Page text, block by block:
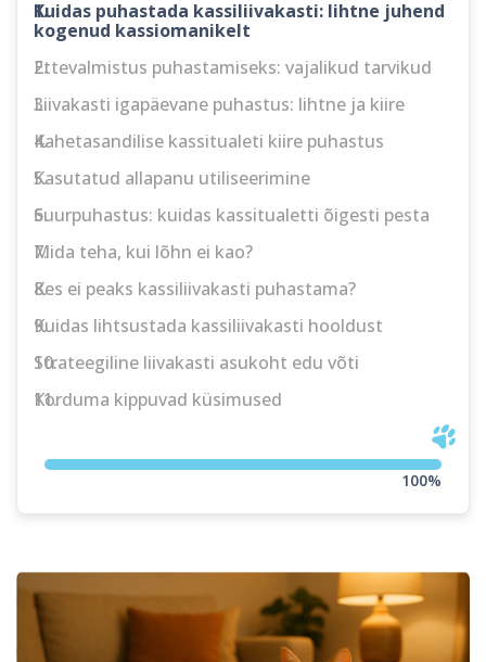
100%
1.
Kuidas puhastada kassiliivakasti: lihtne juhend
kogenud kassiomanikelt
2.
Ettevalmistus puhastamiseks: vajalikud tarvikud
3.
Liivakasti igapäevane puhastus: lihtne ja kiire
4.
Kahetasandilise kassitualeti kiire puhastus
5.
Kasutatud allapanu utiliseerimine
6.
Suurpuhastus: kuidas kassitualetti õigesti pesta
7.
Mida teha, kui lõhn ei kao?
8.
Kes ei peaks kassiliivakasti puhastama?
9.
Kuidas lihtsustada kassiliivakasti hooldust
10.
Strateegiline liivakasti asukoht edu võti
11.
Korduma kippuvad küsimused